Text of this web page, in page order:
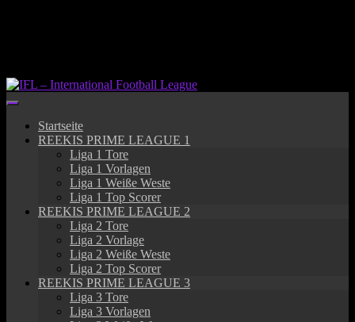
Startseite
REEKIS PRIME LEAGUE 1
Liga 1 Tore
Liga 1 Vorlagen
Liga 1 Weiße Weste
Liga 1 Top Scorer
REEKIS PRIME LEAGUE 2
Liga 2 Tore
Liga 2 Vorlage
Liga 2 Weiße Weste
Liga 2 Top Scorer
REEKIS PRIME LEAGUE 3
Liga 3 Tore
Liga 3 Vorlagen